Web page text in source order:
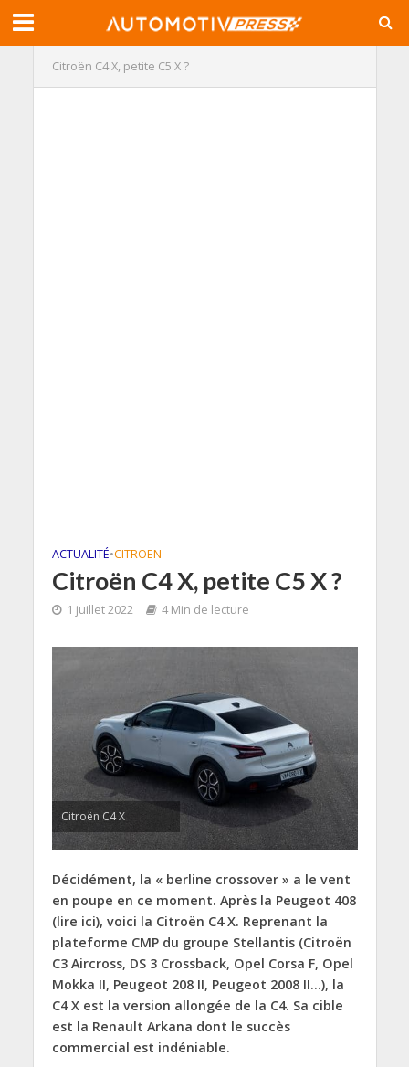
Citroën C4 X, petite C5 X ?
ACTUALITÉ•CITROEN
Citroën C4 X, petite C5 X ?
1 juillet 2022 4 Min de lecture
Citroën C4 X
Décidément, la « berline crossover » a le vent
en poupe en ce moment. Après la Peugeot 408
(lire ici), voici la Citroën C4 X. Reprenant la
plateforme CMP du groupe Stellantis (Citroën
C3 Aircross, DS 3 Crossback, Opel Corsa F, Opel
Mokka II, Peugeot 208 II, Peugeot 2008 II…), la
C4 X est la version allongée de la C4. Sa cible
est la Renault Arkana dont le succès
commercial est indéniable.